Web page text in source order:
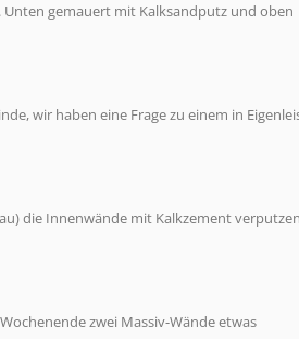
Unten gemauert mit Kalksandputz und oben
wir haben eine Frage zu einem in
die Innenwände mit Kalkzement
zwei Massiv-Wände etwas